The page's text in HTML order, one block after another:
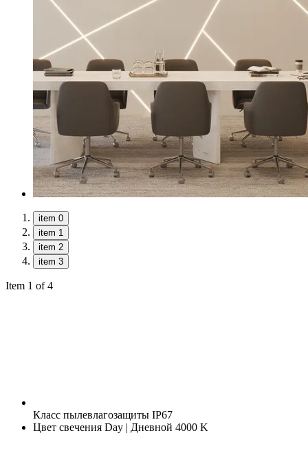
item 0
item 1
item 2
item 3
Item 1 of 4
Класс пылевлагозащиты IP67
Цвет свечения Day | Дневной 4000 K